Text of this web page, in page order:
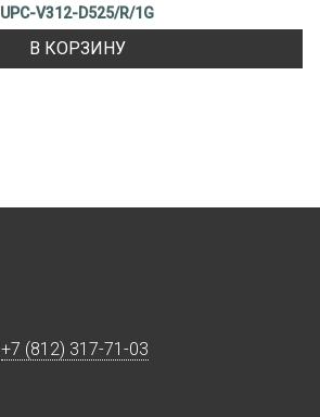
UPC-V312-D525/R/1G
В КОРЗИНУ
+7 (812) 317-71-03